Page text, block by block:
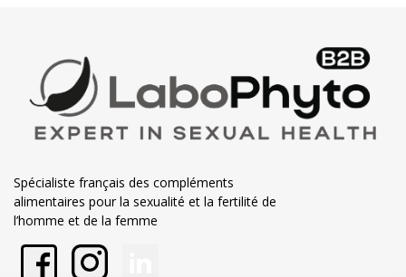
Spécialiste français des compléments
alimentaires pour la sexualité et la fertilité de
l’homme et de la femme